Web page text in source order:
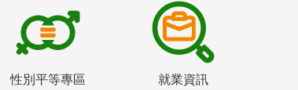
性別平等專區 就業資訊